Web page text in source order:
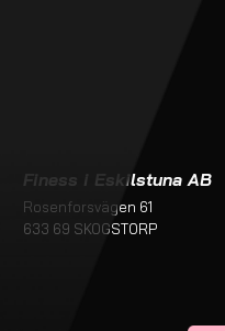
Finess i Eskilstuna AB
Rosenforsvägen 61
633 69 SKOGSTORP